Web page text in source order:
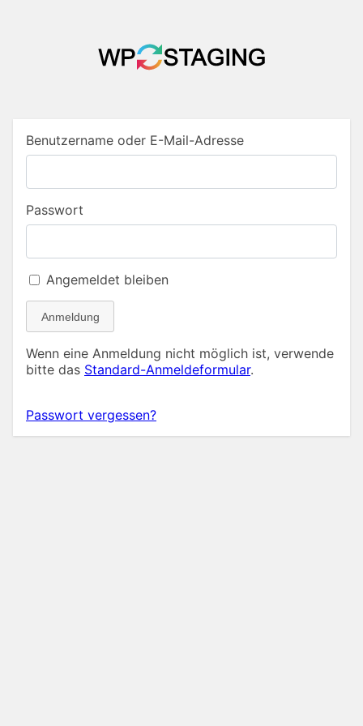
Benutzername oder E-Mail-Adresse
Passwort
Angemeldet bleiben
Anmeldung
Wenn eine Anmeldung nicht möglich ist, verwende
bitte das Standard-Anmeldeformular.
Passwort vergessen?